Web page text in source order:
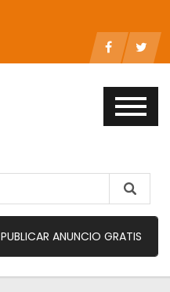
PUBLICAR ANUNCIO GRATIS